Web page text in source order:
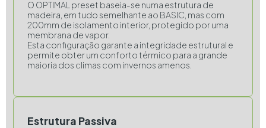
O OPTIMAL preset baseia-se numa estrutura de
madeira, em tudo semelhante ao BASIC, mas com
200mm de isolamento interior, protegido por uma
membrana de vapor.
Esta configuração garante a integridade estrutural e
permite obter um conforto térmico para a grande
maioria dos climas com invernos amenos.
Estrutura Passiva